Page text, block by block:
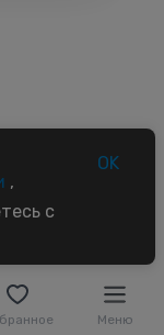
Меню
,
с
OK